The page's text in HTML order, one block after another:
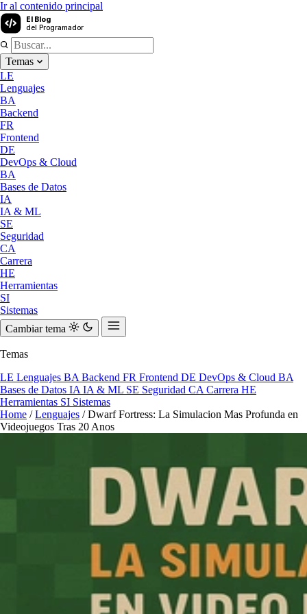
Ir al contenido principal
El Blog
del Programador
Temas
LE
Lenguajes
BA
Backend
FR
Frontend
DE
DevOps & Cloud
BA
Bases de Datos
IA
IA & ML
SE
Seguridad
CA
Carrera
HE
Herramientas
SI
Sistemas
Cambiar tema
Temas
LE Lenguajes BA Backend FR Frontend DE DevOps & Cloud BA
Bases de Datos IA IA & ML SE Seguridad CA Carrera HE
Herramientas SI Sistemas
Home / Lenguajes / Dwarf Fortress: La Simulacion Mas Profunda en
Videojuegos Tras 20 Anos